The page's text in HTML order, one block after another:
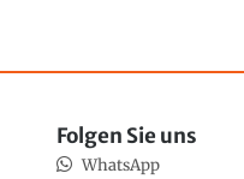
Folgen Sie uns
WhatsApp